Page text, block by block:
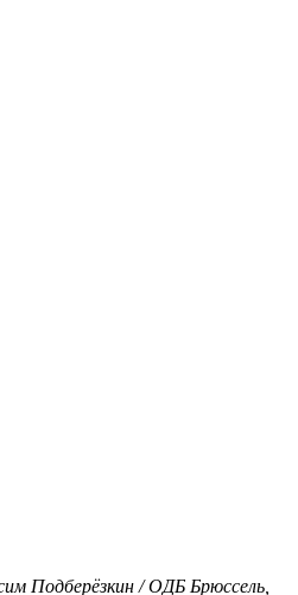
Подберёзкин /ОДБ Брюссель,